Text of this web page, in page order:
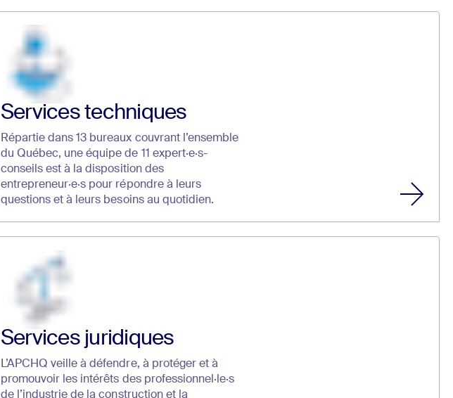
Services techniques
Répartie dans 13 bureaux couvrant l’ensemble
du Québec, une équipe de 11 expert·e·s-
conseils est à la disposition des
entrepreneur·e·s pour répondre à leurs
questions et à leurs besoins au quotidien.
Services juridiques
L’APCHQ veille à défendre, à protéger et à
promouvoir les intérêts des professionnel·le·s
de l’industrie de la construction et la